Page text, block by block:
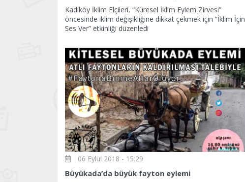
Kadıköy İklim Elçileri, “Küresel İklim Eylem Zirvesi”
öncesinde iklim değişikliğine dikkat çekmek için “İklim İçin
Ses Ver” etkinliği düzenledi
06 Eylül 2018 - 15:29
Büyükada’da büyük fayton eylemi